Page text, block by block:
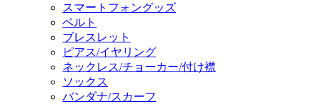
スマートフォングッズ
ベルト
ブレスレット
ピアス/イヤリング
ネックレス/チョーカー/付け襟
ソックス
バンダナ/スカーフ